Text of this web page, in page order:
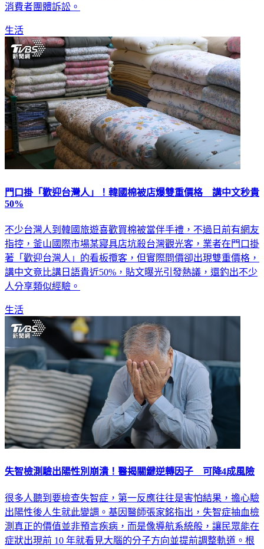
民眾想求償，要在2年內提告，並且可以與其他被害人一起提
生活
門口掛「歡迎台灣人」！韓國棉被店爆雙重價格 講中文秒貴
不少台灣人到韓國旅遊喜歡買棉被當伴手禮，不過日前有網友
指控，釜山國際市場某寢具店坑殺台灣觀光客，業者在門口掛
著「歡迎台灣人」的看板攬客，但實際問價卻出現雙重價格，
講中文竟比講日語貴近50%，貼文曝光引發熱議，還釣出不少
生活
很多人聽到要檢查失智症，第一反應往往是害怕結果，擔心驗
出陽性後人生就此變調。基因醫師張家銘指出，失智症抽血檢
測真正的價值並非預言疾病，而是像導航系統般，讓民眾能在